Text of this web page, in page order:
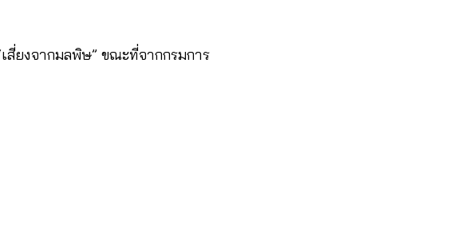
ยงจากมลพิษ” ขณะที่จากกรมการ